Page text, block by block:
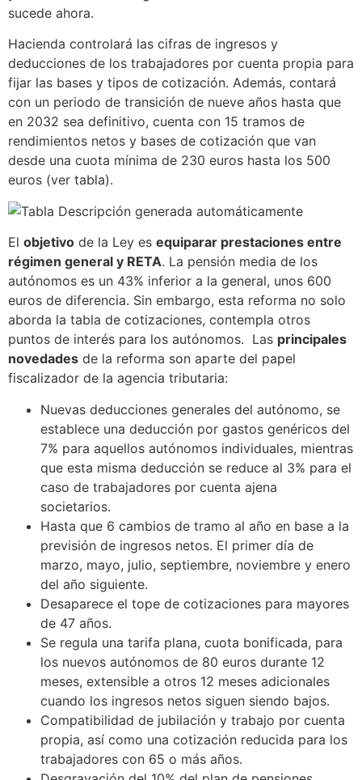
sucede ahora.
Hacienda controlará las cifras de ingresos y
deducciones de los trabajadores por cuenta propia para
fijar las bases y tipos de cotización. Además, contará
con un periodo de transición de nueve años hasta que
en 2032 sea definitivo, cuenta con 15 tramos de
rendimientos netos y bases de cotización que van
desde una cuota mínima de 230 euros hasta los 500
euros (ver tabla).
El objetivo de la Ley es equiparar prestaciones entre
régimen general y RETA. La pensión media de los
autónomos es un 43% inferior a la general, unos 600
euros de diferencia. Sin embargo, esta reforma no solo
aborda la tabla de cotizaciones, contempla otros
puntos de interés para los autónomos. Las principales
novedades de la reforma son aparte del papel
fiscalizador de la agencia tributaria:
Nuevas deducciones generales del autónomo, se
establece una deducción por gastos genéricos del
7% para aquellos autónomos individuales, mientras
que esta misma deducción se reduce al 3% para el
caso de trabajadores por cuenta ajena
societarios.
Hasta que 6 cambios de tramo al año en base a la
previsión de ingresos netos. El primer día de
marzo, mayo, julio, septiembre, noviembre y enero
del año siguiente.
Desaparece el tope de cotizaciones para mayores
de 47 años.
Se regula una tarifa plana, cuota bonificada, para
los nuevos autónomos de 80 euros durante 12
meses, extensible a otros 12 meses adicionales
cuando los ingresos netos siguen siendo bajos.
Compatibilidad de jubilación y trabajo por cuenta
propia, así como una cotización reducida para los
trabajadores con 65 o más años.